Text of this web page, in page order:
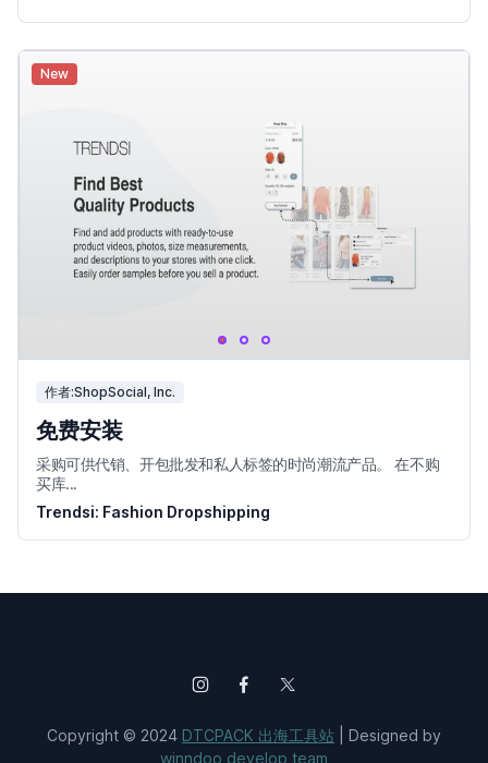
New
作者:ShopSocial, Inc.
免费安装
采购可供代销、开包批发和私人标签的时尚潮流产品。 在不购
买库...
Trendsi: Fashion Dropshipping
Copyright © 2024 DTCPACK 出海工具站 | Designed by
winndoo develop team